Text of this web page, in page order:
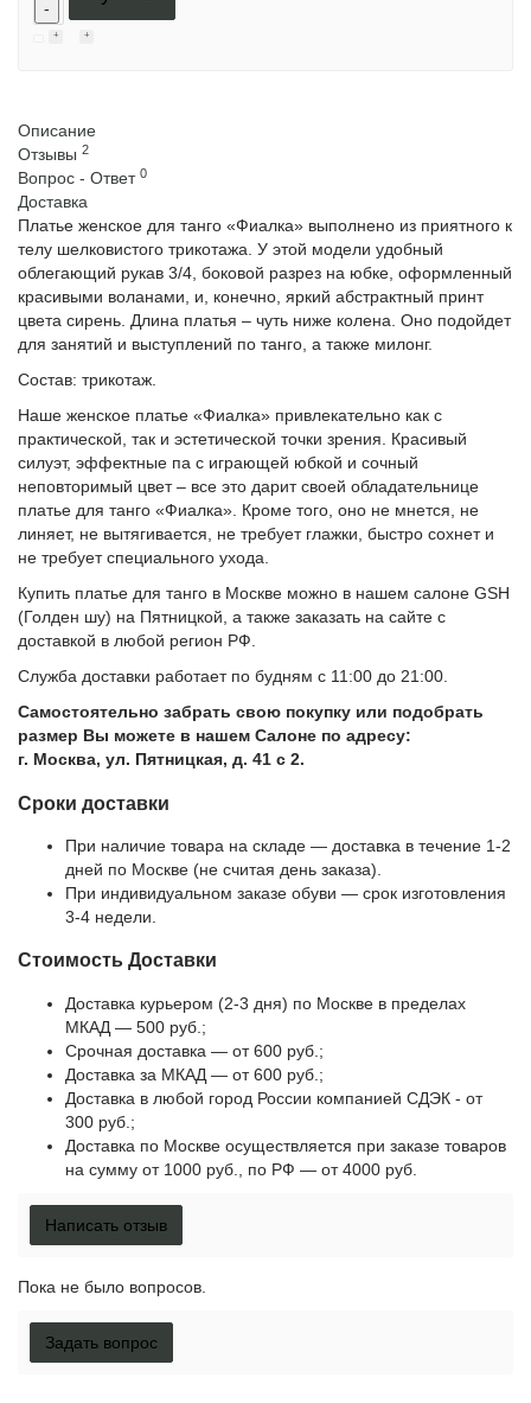
-
Описание
Отзывы 2
Вопрос - Ответ 0
Доставка
Платье женское для танго «Фиалка» выполнено из приятного к
телу шелковистого трикотажа. У этой модели удобный
облегающий рукав 3/4, боковой разрез на юбке, оформленный
красивыми воланами, и, конечно, яркий абстрактный принт
цвета сирень. Длина платья – чуть ниже колена. Оно подойдет
для занятий и выступлений по танго, а также милонг.
Состав: трикотаж.
Наше женское платье «Фиалка» привлекательно как с
практической, так и эстетической точки зрения. Красивый
силуэт, эффектные па с играющей юбкой и сочный
неповторимый цвет – все это дарит своей обладательнице
платье для танго «Фиалка». Кроме того, оно не мнется, не
линяет, не вытягивается, не требует глажки, быстро сохнет и
не требует специального ухода.
Купить платье для танго в Москве можно в нашем салоне GSH
(Голден шу) на Пятницкой, а также заказать на сайте с
доставкой в любой регион РФ.
Служба доставки работает по будням с 11:00 до 21:00.
Самостоятельно забрать свою покупку или подобрать
размер Вы можете в нашем Салоне по адресу:
г. Москва, ул. Пятницкая, д. 41 с 2.
Сроки доставки
При наличие товара на складе — доставка в течение 1-2
дней по Москве (не считая день заказа).
При индивидуальном заказе обуви — срок изготовления
3-4 недели.
Стоимость Доставки
Доставка курьером (2-3 дня) по Москве в пределах
МКАД — 500 руб.;
Срочная доставка — от 600 руб.;
Доставка за МКАД — от 600 руб.;
Доставка в любой город России компанией СДЭК - от
300 руб.;
Доставка по Москве осуществляется при заказе товаров
на сумму от 1000 руб., по РФ — от 4000 руб.
Написать отзыв
Пока не было вопросов.
Задать вопрос